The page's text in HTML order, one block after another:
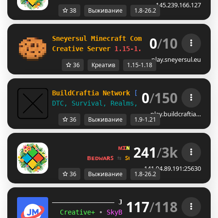
145.239.166.127
38 Выживание 1.8-26.2
Sneyersul Minecraft Community
Creative Server 1.15-1.18 www.sneyersul.eu
0/10
play.sneyersul.eu
36 Креатив 1.15-1.18
BuildCraftia Network
[1.9-1.21]
DTC, Survival, Realms, & Creative!
0/150
play.buildcraftia…
36 Выживание 1.9-1.21
ᴍɪɴᴇ ʟᴀ ɴᴅ ɴᴇᴛᴡᴏʀᴋ ☀
ʙᴇᴅᴡᴀʀꜱ ⇆ ꜱᴜʀᴠɪᴠᴀʟ ꜱᴍᴘ ⇆ ꜱᴋʏʙʟᴏᴄᴋ
241/3k
141.94.89.191:25630
36 Выживание 1.8-26.2
JUST MC (1.16 – 1.21.11)
Creative+
• SkyBlockTech • LuckyWars
117/118